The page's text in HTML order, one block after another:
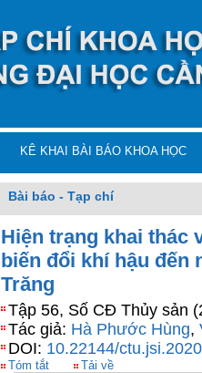
KÊ KHAI BÀI BÁO KHOA HỌC
Bài báo - Tạp chí
Hiện trạng khai thác
biến đổi khí hậu đến
Trăng
Tập 56, Số CĐ Thủy sản
Tác giả: Hà Phước Hùng,
DOI: 10.22144/
Tóm tắt
Tải về